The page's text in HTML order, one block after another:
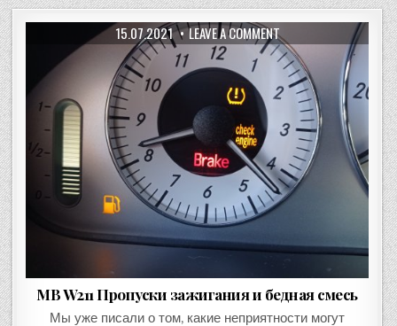
15.07.2021 LEAVE A COMMENT
MB W211 Пропуски зажигания и бедная смесь
Мы уже писали о том, какие неприятности могут